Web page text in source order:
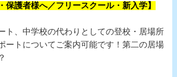
保護者様へ／フリースクール・新入学】
ト、中学校の代わりとしての登校・居場所
ートについてご案内可能です！第二の居場